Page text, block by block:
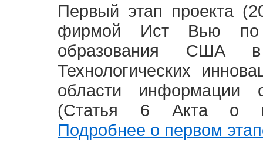
Первый этап проекта
фирмой Ист Вью по
образования США
Технологических
области информации
(Статья 6 Акта о
Подробнее о первом